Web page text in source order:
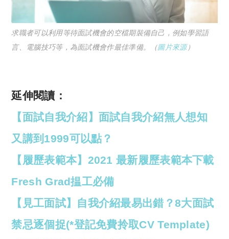
求職者可以利用等待面試機會的空檔期裝備自己，例如學習語
言、電腦技巧等，為面試機會作最佳準備。（圖片來源）
延伸閱讀：
【面試自我介紹】面試自我介紹無人想知
又講到1999可以點？
【履歷表範本】2021 最新履歷表範本下載
Fresh Grad揾工必備
【見工面試】自我介紹最易出錯？8大面試
禁忌逐個捉(*登記免費拎取CV Template)